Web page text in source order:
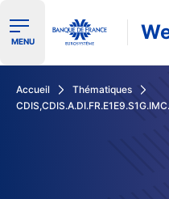
Ouvrir le menu de
MENU
Accueil
Thématiques